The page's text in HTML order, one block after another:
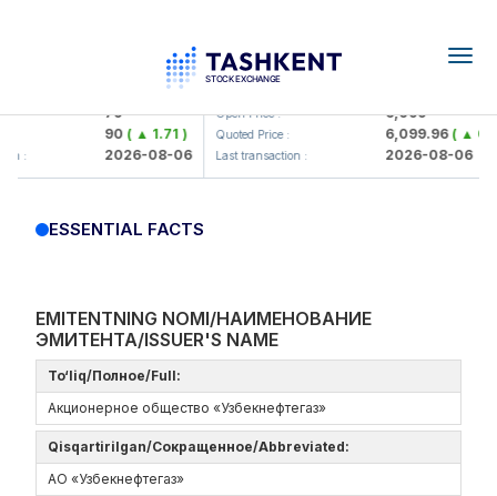
79
90( ▲ 1.71 )
2026-08-06
UZMK (<O'zmetkombinat> AJ)
Open Price : 6,099
Quoted Price : 6,099.96( ▲
Last transaction : 2026-08-06
ESSENTIAL FACTS
EMITENTNING NOMI/НАИМЕНОВАНИЕ
ЭМИТЕНТА/ISSUER'S NAME
To‘liq/Полное/Full:
Акционерное общество «Узбекнефтегаз»
Qisqartirilgan/Сокращенное/Abbreviated:
АО «Узбекнефтегаз»